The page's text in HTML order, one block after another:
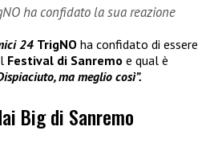
ha confidato la sua reazione
24 TrigNO ha confidato di essere
Festival di Sanremo e qual è
ma meglio così”.
Big di Sanremo